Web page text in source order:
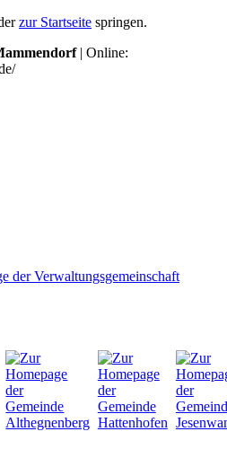
zur Startseite springen.
| Online: